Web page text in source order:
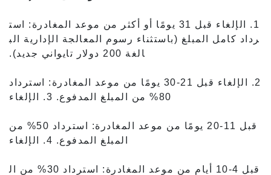
1. الإلغاء قبل 31 يومًا أو أكثر من موعد المغادرة: است
رداد كامل المبلغ (باستثناء رسوم المعالجة الإدارية الب
الغة 200 دولار تايواني جديد).
2. الإلغاء قبل 21-30 يومًا من موعد المغادرة: استرداد
80% من المبلغ المدفوع. 3. الإلغاء
قبل 11-20 يومًا من موعد المغادرة: استرداد 50% من
المبلغ المدفوع. 4. الإلغاء
قبل 4-10 أيام من موعد المغادرة: استرداد 30% من ال